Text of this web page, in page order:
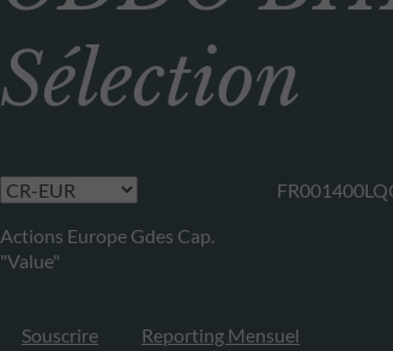
Sélection
Actions Europe Gdes Cap.
"Value"
Souscrire Reporting Mensuel